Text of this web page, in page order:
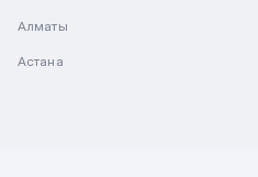
Алматы
Астана